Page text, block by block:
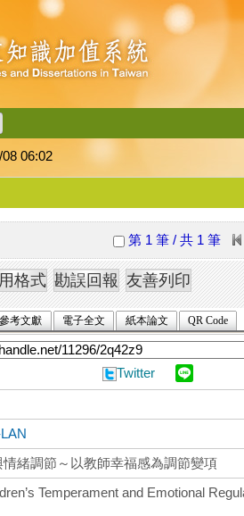
06:02
第 1 筆 / 共 1 筆
參考文獻 電子全文 紙本論文 QR Code
Twitter
情緒調節～以教師幸福感為調節變項
Temperament and Emotional